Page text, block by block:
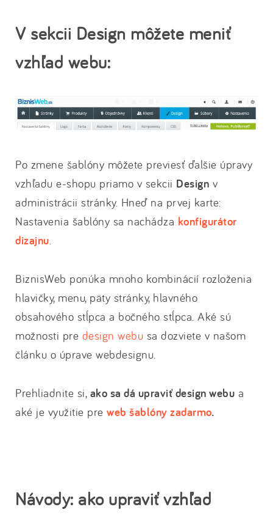
V sekcii Design môžete meniť
vzhľad webu:
Po zmene šablóny môžete previesť ďalšie úpravy
vzhľadu e-shopu priamo v sekcii Design v
administrácii stránky. Hneď na prvej karte:
Nastavenia šablóny sa nachádza konfigurátor
dizajnu.
BiznisWeb ponúka mnoho kombinácií rozloženia
hlavičky, menu, päty stránky, hlavného
obsahového stĺpca a bočného stĺpca. Aké sú
možnosti pre design webu sa dozviete v našom
článku o úprave webdesignu.
Prehliadnite si, ako sa dá upraviť design webu a
aké je využitie pre web šablóny zadarmo.
Návody: ako upraviť vzhľad